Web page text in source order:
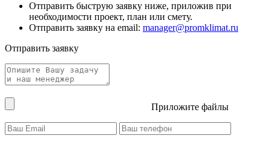
Отправить быструю заявку ниже, приложив при
необходимости проект, план или смету.
Отправить заявку на email: manager@promklimat.ru
Отправить заявку
Приложите файлы